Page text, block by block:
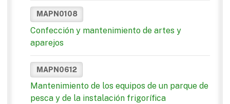
MAPN0108
Confección y mantenimiento de artes y
aparejos
MAPN0612
Mantenimiento de los equipos de un parque de
pesca y de la instalación frigorífica